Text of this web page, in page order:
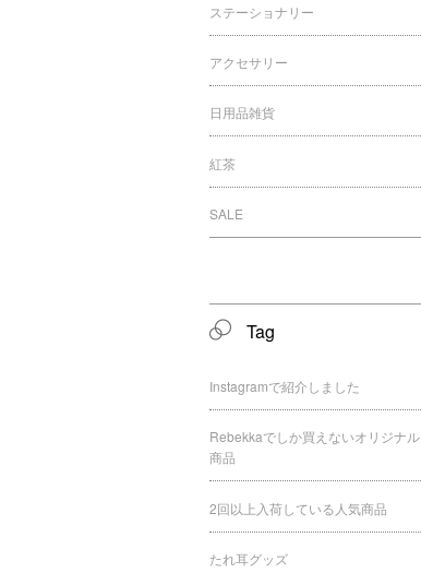
ステーショナリー
アクセサリー
日用品雑貨
紅茶
SALE
Tag
Instagramで紹介しました
Rebekkaでしか買えないオリジナル
商品
2回以上入荷している人気商品
たれ耳グッズ